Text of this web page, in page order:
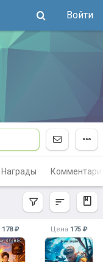
Войти
Награды
178 ₽ Цена 175 ₽